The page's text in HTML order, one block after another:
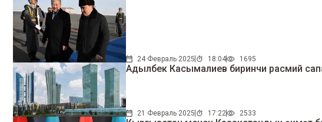
24 Февраль 2025 18:04 1695
Адылбек Касымалиев биринчи расмий
21 Февраль 2025 17:22 2533